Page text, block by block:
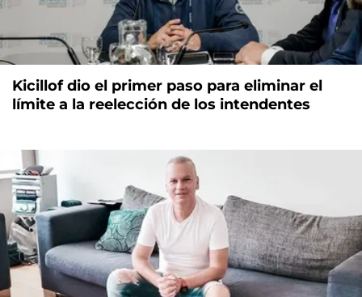
Kicillof dio el primer paso para eliminar el
límite a la reelección de los intendentes